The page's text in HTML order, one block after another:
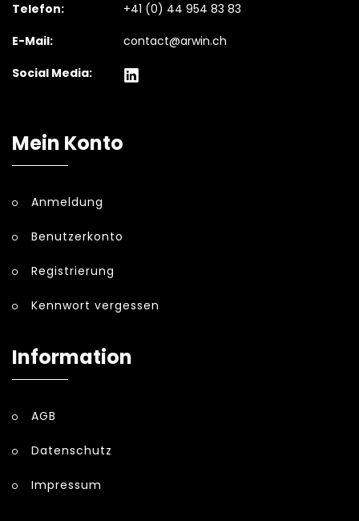
Telefon:
+41 (0) 44 954 83 83
E-Mail:
contact@arwin.ch
Social Media:
Mein Konto
Anmeldung
Benutzerkonto
Registrierung
Kennwort vergessen
Information
AGB
Datenschutz
Impressum